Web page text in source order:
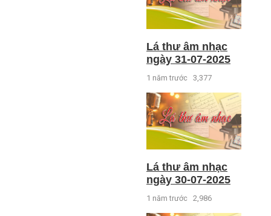
Lá thư âm nhạc
ngày 31-07-2025
1 năm trước 3,377
Lá thư âm nhạc
ngày 30-07-2025
1 năm trước 2,986